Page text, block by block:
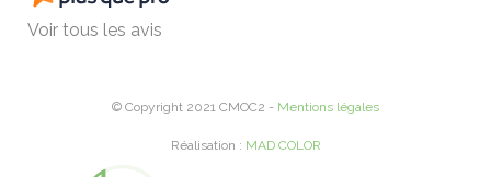
Voir tous les avis
© Copyright 2021 CMOC2 - Mentions légales
Réalisation : MAD COLOR